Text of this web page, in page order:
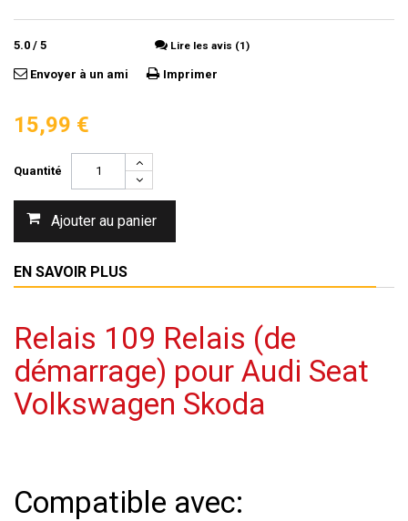
5.0 / 5 Lire les avis (1)
Envoyer à un ami Imprimer
15,99 €
Quantité
Ajouter au panier
EN SAVOIR PLUS
Relais 109 Relais (de
démarrage) pour Audi Seat
Volkswagen Skoda
Compatible avec: